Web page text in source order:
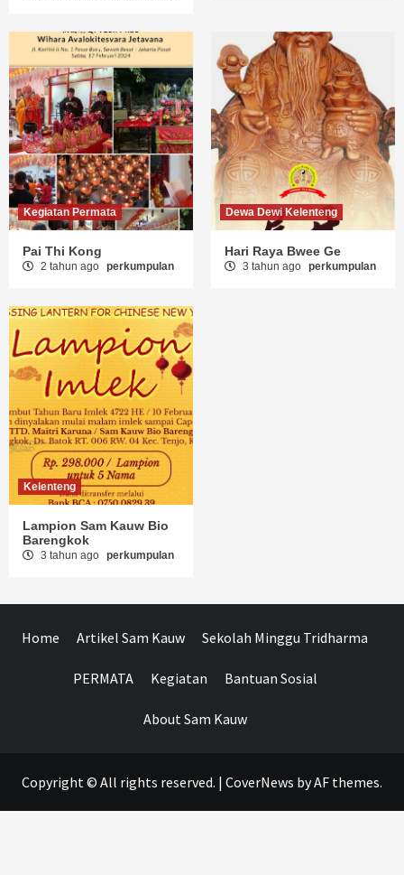
Kegiatan Permata
Pai Thi Kong
2 tahun ago perkumpulan
Dewa Dewi Kelenteng
Hari Raya Bwee Ge
3 tahun ago perkumpulan
Kelenteng
Lampion Sam Kauw Bio
Barengkok
3 tahun ago perkumpulan
Home Artikel Sam Kauw Sekolah Minggu Tridharma
PERMATA Kegiatan Bantuan Sosial
About Sam Kauw
Copyright © All rights reserved. | CoverNews by AF themes.